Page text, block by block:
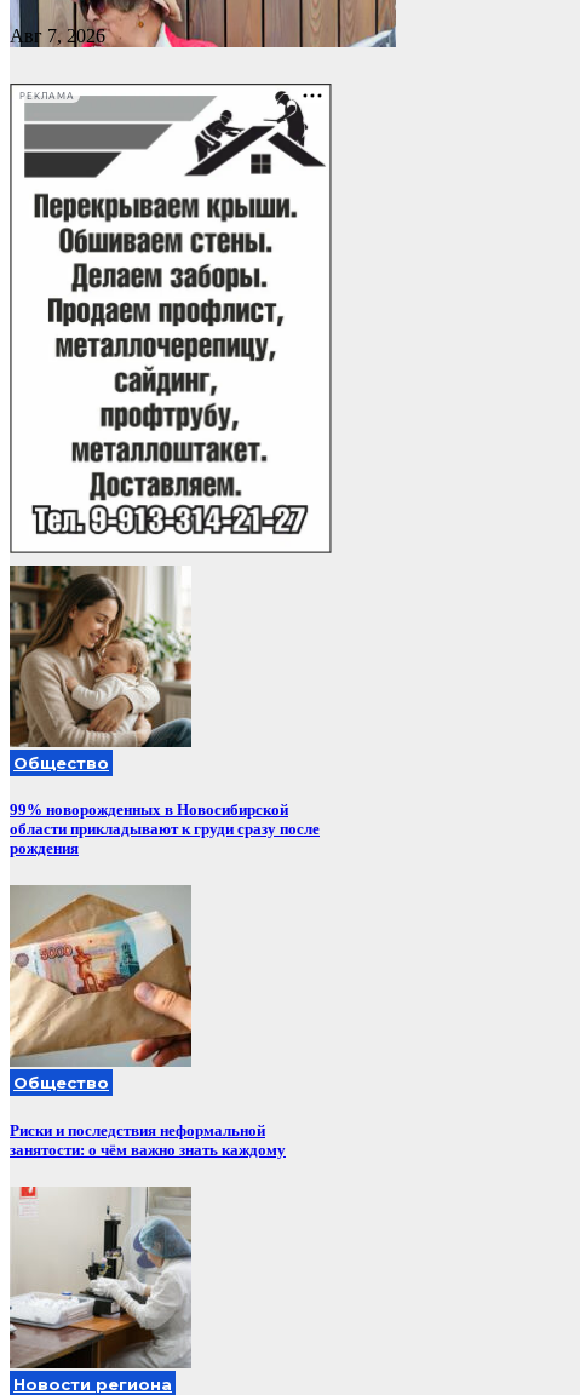
Авг 7, 2026
РЕКЛАМА
Общество
99% новорожденных в Новосибирской
области прикладывают к груди сразу после
рождения
Общество
Риски и последствия неформальной
занятости: о чём важно знать каждому
Новости региона